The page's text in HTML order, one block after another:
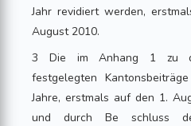
Jahr revidiert werden,
August 2010.
3 Die im Anhang 1 zu
festgelegten
Jahre, erstmals auf den 1.
und durch Be schluss